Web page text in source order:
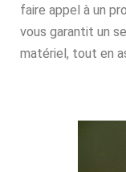
faire appel à un
vous garantit un
matériel, tout en